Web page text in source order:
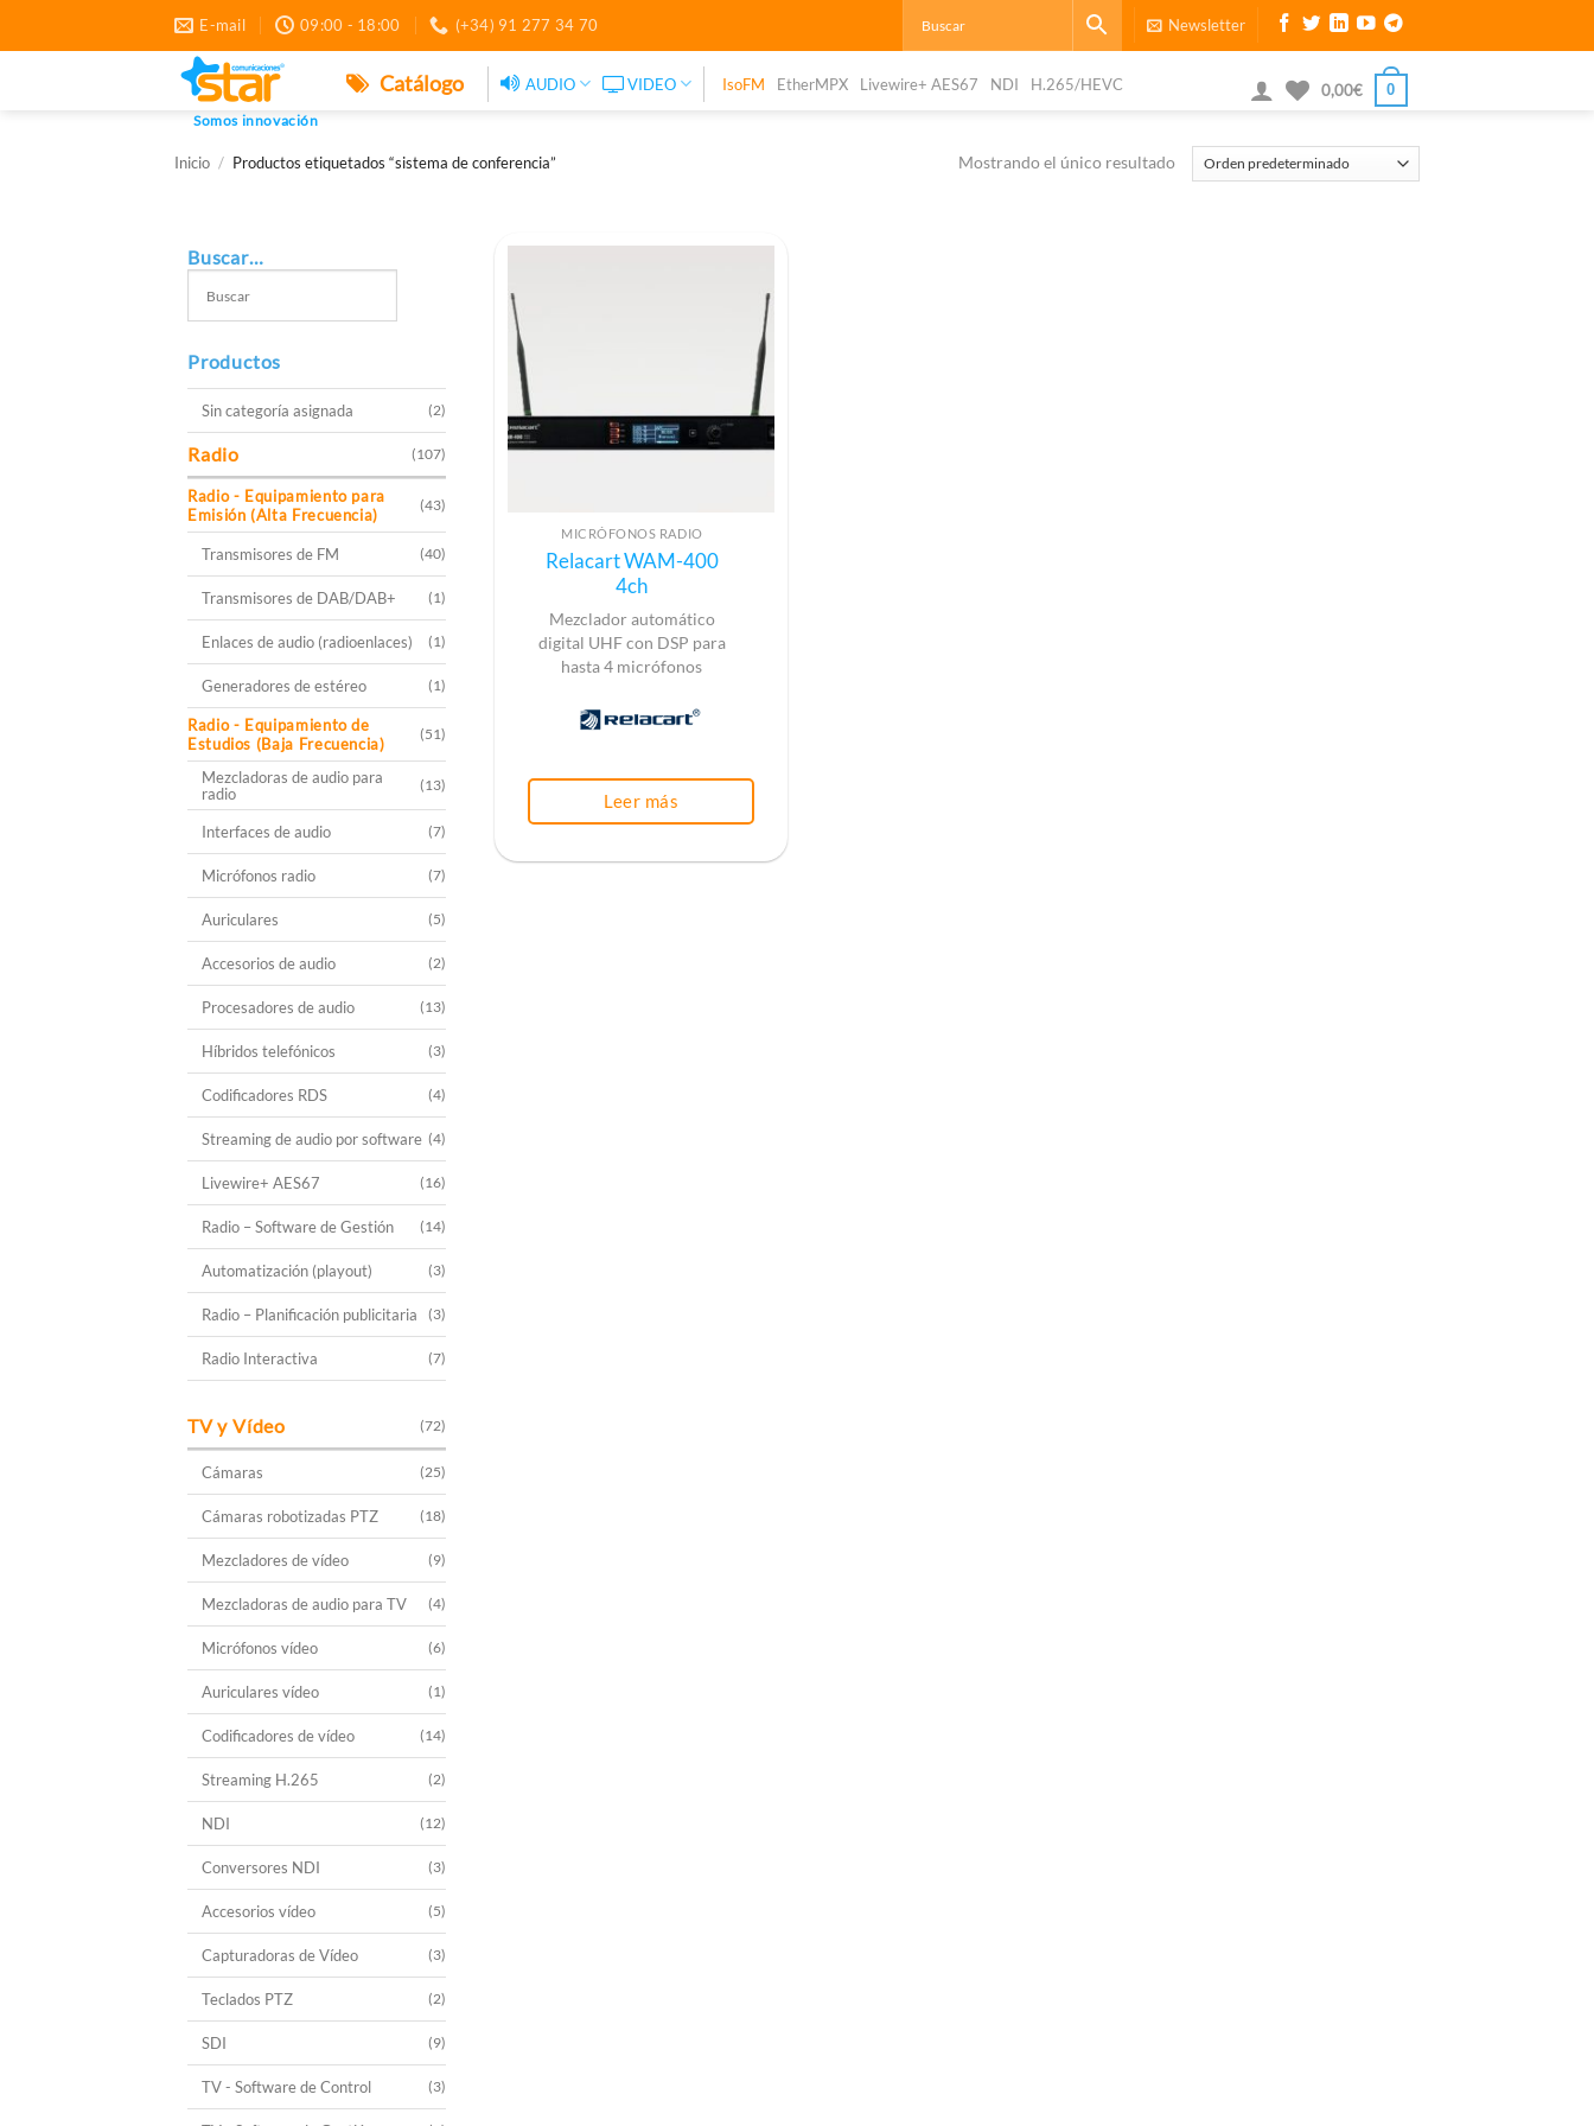
contenido
E-mail 09:00 - 18:00 (+34) 91 277 34 70 Newsletter
Somos innovación
Catálogo AUDIO VIDEO IsoFM EtherMPX Livewire+ AES67 NDI H.265/HEVC 0,00€ 0
Inicio / Productos etiquetados “sistema de conferencia” Mostrando el único resultado
Buscar…
Productos
Sin categoría asignada (2)
Radio (107)
Radio - Equipamiento para
Emisión (Alta Frecuencia)
(43)
Transmisores de FM (40)
Transmisores de DAB/DAB+ (1)
Enlaces de audio (radioenlaces) (1)
Generadores de estéreo (1)
Radio - Equipamiento de
Estudios (Baja Frecuencia)
(51)
Mezcladoras de audio para
radio
(13)
Interfaces de audio (7)
Micrófonos radio (7)
Auriculares (5)
Accesorios de audio (2)
Procesadores de audio (13)
Híbridos telefónicos (3)
Codificadores RDS (4)
Streaming de audio por software (4)
Livewire+ AES67 (16)
Radio – Software de Gestión (14)
Automatización (playout) (3)
Radio – Planificación publicitaria (3)
Radio Interactiva (7)
TV y Vídeo (72)
Cámaras (25)
Cámaras robotizadas PTZ (18)
Mezcladores de vídeo (9)
Mezcladoras de audio para TV (4)
Micrófonos vídeo (6)
Auriculares vídeo (1)
Codificadores de vídeo (14)
Streaming H.265 (2)
NDI (12)
Conversores NDI (3)
Accesorios vídeo (5)
Capturadoras de Vídeo (3)
Teclados PTZ (2)
SDI (9)
TV - Software de Control (3)
MICRÓFONOS RADIO
Relacart WAM-400
4ch
Mezclador automático
digital UHF con DSP para
hasta 4 micrófonos
Leer más